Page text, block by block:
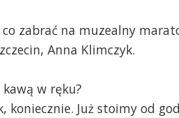
zabrać na muzealny
Anna Klimczyk.
kawą w ręku?
koniecznie. Już stoimy od